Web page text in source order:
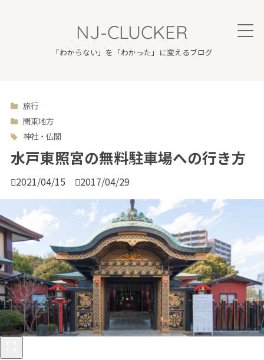
NJ-CLUCKER
「わからない」を「わかった」に変えるブログ
旅行
関東地方
神社・仏閣
水戸東照宮の無料駐車場への行き方
2021/04/15 2017/04/29